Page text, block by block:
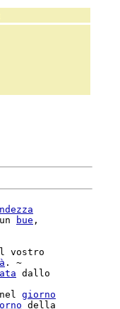
bue ,
vostro
. ~
dallo
giorno
della